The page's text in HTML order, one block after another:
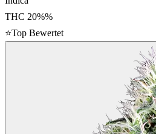
THC 20%%
⭐Top Bewertet